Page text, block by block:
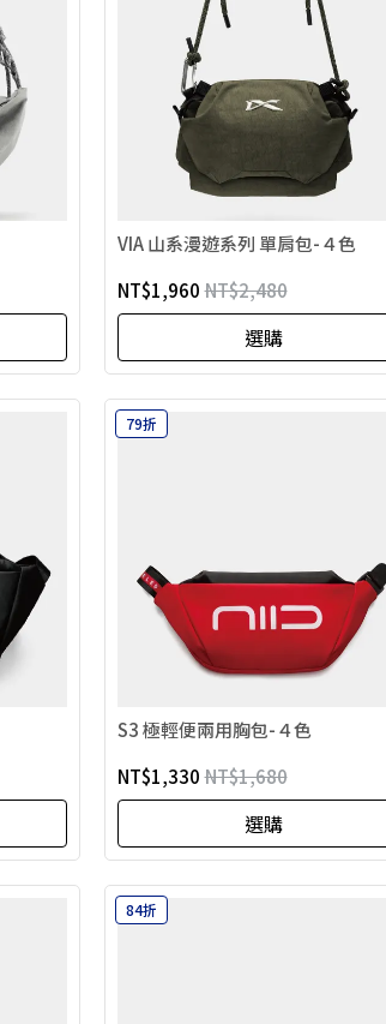
VIA 山系漫遊系列 單肩包-４色
NT$1,960 NT$2,480
選購
79折
S3 極輕便兩用胸包-４色
NT$1,330 NT$1,680
選購
84折